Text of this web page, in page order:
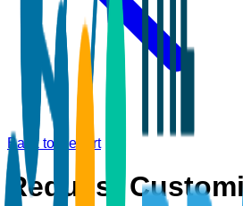
Back to Report
Request